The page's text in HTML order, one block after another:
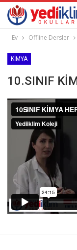
Ev Offline Dersler
KIMYA
10.SINIF